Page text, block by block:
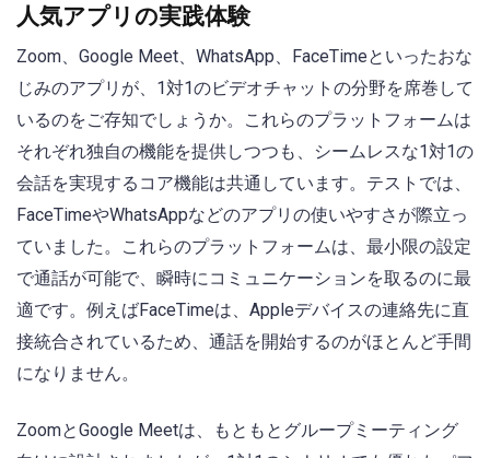
人気アプリの実践体験
Zoom、Google Meet、WhatsApp、FaceTimeといったおな
じみのアプリが、1対1のビデオチャットの分野を席巻して
いるのをご存知でしょうか。これらのプラットフォームは
それぞれ独自の機能を提供しつつも、シームレスな1対1の
会話を実現するコア機能は共通しています。テストでは、
FaceTimeやWhatsAppなどのアプリの使いやすさが際立っ
ていました。これらのプラットフォームは、最小限の設定
で通話が可能で、瞬時にコミュニケーションを取るのに最
適です。例えばFaceTimeは、Appleデバイスの連絡先に直
接統合されているため、通話を開始するのがほとんど手間
になりません。
ZoomとGoogle Meetは、もともとグループミーティング